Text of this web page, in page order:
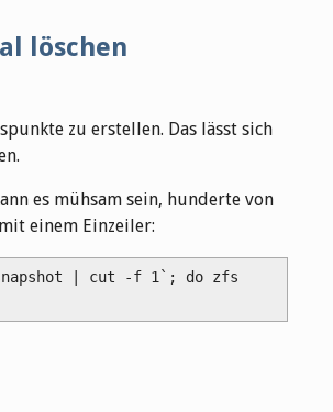
löschen
zu erstellen. Das lässt sich
es mühsam sein, hunderte von
einem Einzeiler:
| cut -f 1`; do zfs